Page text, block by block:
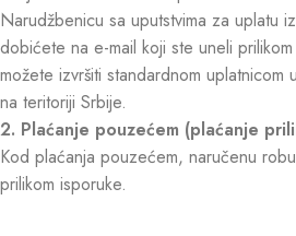
Narudžbenicu sa uputstvima za uplatu
dobićete na e-mail koji ste uneli
možete izvršiti standardnom uplatnicom
na teritoriji Srbije.
2. Plaćanje pouzećem (plaćanje
Kod plaćanja pouzećem, naručenu
prilikom isporuke.